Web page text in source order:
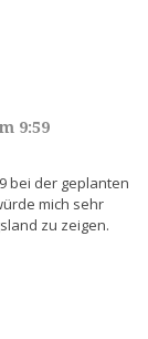
9:59
bei der geplanten
mich sehr
zu zeigen.